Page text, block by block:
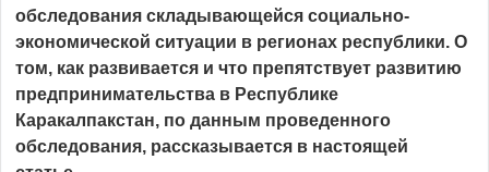
обследования складывающейся социально-
экономической ситуации в регионах республики. О
том, как развивается и что препятствует развитию
предпринимательства в Республике
Каракалпакстан, по данным проведенного
обследования, рассказывается в настоящей